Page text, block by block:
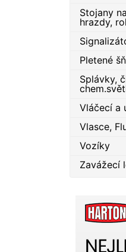
Stojany
hrazdy,
Pletené
Splávky,
Vláčecí a
Vlasce,
Vozíky
Zavážecí